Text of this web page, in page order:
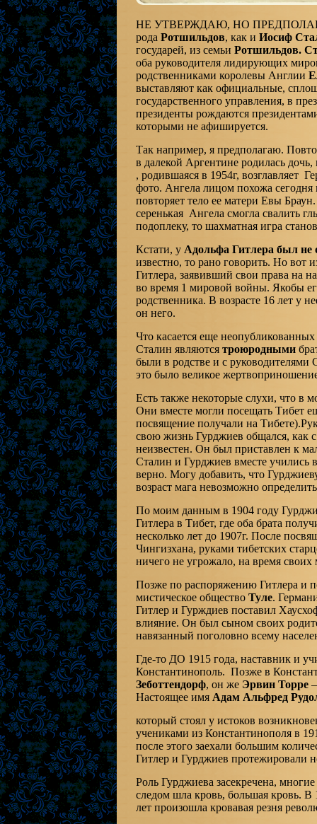
НЕ УТВЕРЖДАЮ, НО
рода Ротшильдов, как и Иосиф
государей, из семьи Ротшильдов.
оба руководителя лидирующих
родственниками королевы Англии
выставляют как официальные,
государственного управления, в
президенты рождаются
которыми не афишируется.
Так например, я предполагаю.
в далекой Аргентине родилась
, родившаяся в 1954г, возглавляет
фото. Ангела лицом похожа сегодня
повторяет тело ее матери Евы
серенькая Ангела смогла свалить
подоплеку, то шахматная игра
Кстати, у Адольфа Гитлера был не
известно, то рано говорить. Но вот
Гитлера, заявивший свои права на
во время 1 мировой войны. Якобы
родственника. В возрасте 16 лет у
он него.
Что касается еще
Сталин являются троюродными
были в родстве и с
это было великое
Есть также некоторые слухи, что в
Они вместе могли посещать Тибет
посвящение получали на
свою жизнь Гурджиев общался, как
неизвестен. Он был приставлен к
Сталин и Гурджиев вместе учились
верно. Могу добавить, что
возраст мага невозможно
По моим данным в 1904 году
Гитлера в Тибет, где оба брата
несколько лет до 1907г. После
Чингизхана, руками тибетских
ничего не угрожало, на время
Позже по распоряжению Гитлера и
мистическое общество Туле.
Гитлер и Гурждиев поставил
влияние. Он был сыном своих
навязанный поголовно всему
Где-то ДО 1915 года, наставник и
Константинополь. Позже в
Зеботтендорф, он же Эрвин Торре—
Настоящее имя Адам Альфред
который стоял у истоков
учениками из Константинополя в
после этого заехали большим
Гитлер и Гурджиев протежировали
Роль Гурджиева засекречена,
следом шла кровь, большая кровь. В
лет произошла кровавая резня